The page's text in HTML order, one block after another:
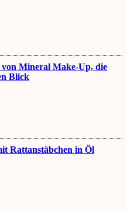
von Mineral Make-Up, die
Blick
Rattanstäbchen in Öl